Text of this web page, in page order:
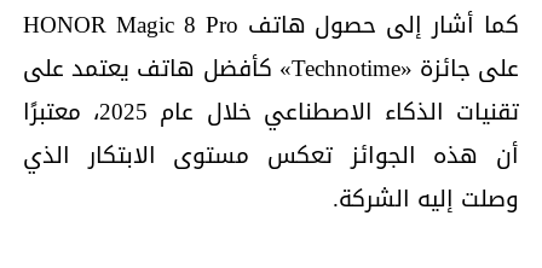
كما أشار إلى حصول هاتف HONOR Magic 8 Pro
على جائزة «Technotime» كأفضل هاتف يعتمد على
تقنيات الذكاء الاصطناعي خلال عام 2025، معتبرًا
أن هذه الجوائز تعكس مستوى الابتكار الذي
وصلت إليه الشركة.